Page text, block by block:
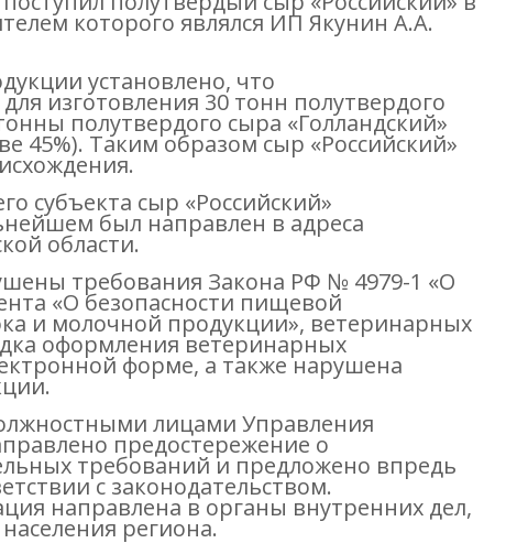
которого являлся ИП Якунин А.А.
установлено, что
изготовления 30 тонн полутвердого
полутвердого сыра «Голландский»
45%). Таким образом сыр «Российский»
субъекта сыр «Российский»
был направлен в адреса
области.
требования Закона РФ № 4979-1 «О
«О безопасности пищевой
и молочной продукции», ветеринарных
оформления ветеринарных
форме, а также нарушена
лицами Управления
предостережение о
требований и предложено впредь
с законодательством.
направлена в органы внутренних дел,
региона.